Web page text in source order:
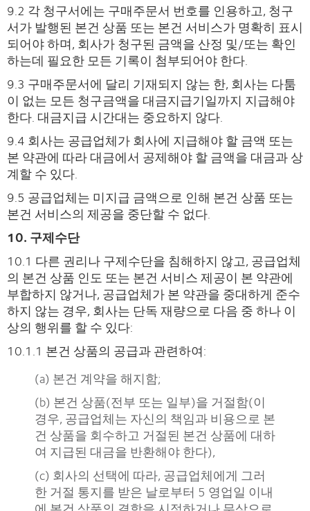
9.2 각 청구서에는 구매주문서 번호를 인용하고, 청구
서가 발행된 본건 상품 또는 본건 서비스가 명확히 표시
되어야 하며, 회사가 청구된 금액을 산정 및/또는 확인
하는데 필요한 모든 기록이 첨부되어야 한다.
9.3 구매주문서에 달리 기재되지 않는 한, 회사는 다툼
이 없는 모든 청구금액을 대금지급기일까지 지급해야
한다. 대금지급 시간대는 중요하지 않다.
9.4 회사는 공급업체가 회사에 지급해야 할 금액 또는
본 약관에 따라 대금에서 공제해야 할 금액을 대금과 상
계할 수 있다.
9.5 공급업체는 미지급 금액으로 인해 본건 상품 또는
본건 서비스의 제공을 중단할 수 없다.
10. 구제수단
10.1 다른 권리나 구제수단을 침해하지 않고, 공급업체
의 본건 상품 인도 또는 본건 서비스 제공이 본 약관에
부합하지 않거나, 공급업체가 본 약관을 중대하게 준수
하지 않는 경우, 회사는 단독 재량으로 다음 중 하나 이
상의 행위를 할 수 있다:
10.1.1 본건 상품의 공급과 관련하여:
(a) 본건 계약을 해지함;
(b) 본건 상품(전부 또는 일부)을 거절함(이
경우, 공급업체는 자신의 책임과 비용으로 본
건 상품을 회수하고 거절된 본건 상품에 대하
여 지급된 대금을 반환해야 한다),
(c) 회사의 선택에 따라, 공급업체에게 그러
한 거절 통지를 받은 날로부터 5 영업일 이내